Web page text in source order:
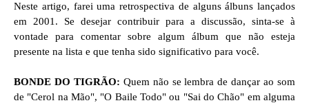
Neste artigo, farei uma retrospectiva de alguns álbuns lançados
em 2001. Se desejar contribuir para a discussão, sinta-se à
vontade para comentar sobre algum álbum que não esteja
presente na lista e que tenha sido significativo para você.
BONDE DO TIGRÃO: Quem não se lembra de dançar ao som
de "Cerol na Mão", "O Baile Todo" ou "Sai do Chão" em alguma